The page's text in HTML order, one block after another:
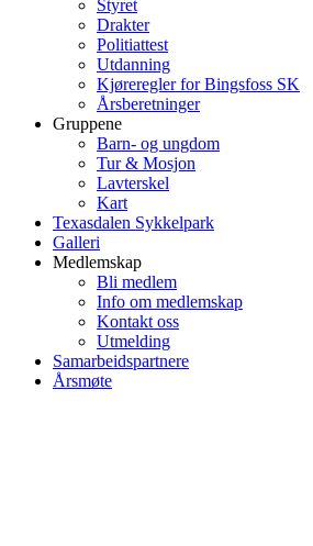
Styret
Drakter
Politiattest
Utdanning
Kjøreregler for Bingsfoss SK
Årsberetninger
Gruppene
Barn- og ungdom
Tur & Mosjon
Lavterskel
Kart
Texasdalen Sykkelpark
Galleri
Medlemskap
Bli medlem
Info om medlemskap
Kontakt oss
Utmelding
Samarbeidspartnere
Årsmøte